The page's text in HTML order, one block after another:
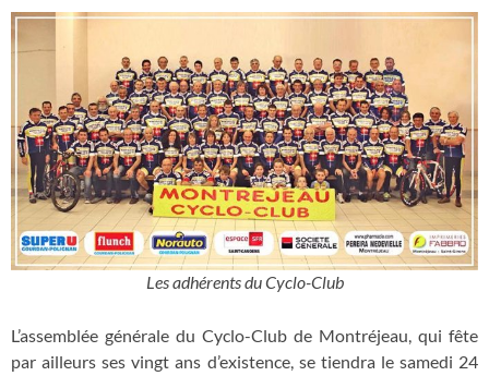
Les adhérents du Cyclo-Club
L’assemblée générale du Cyclo-Club de Montréjeau, qui fête
par ailleurs ses vingt ans d’existence, se tiendra le samedi 24